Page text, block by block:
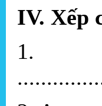
IV. Xếp
1.